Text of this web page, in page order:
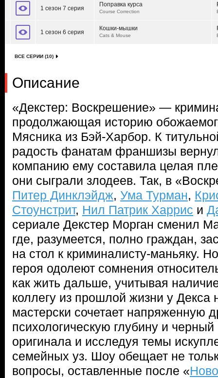
1 сезон 7 серия
Поправка курса
Course Correction
1 сезон 6 серия
Кошки-мышки
Cats & Mouse
ВСЕ СЕРИИ (10)
Описание
«Декстер: Воскрешение» —
продолжающая историю
Мясника из Бэй-Харбор. К
радость фанатам франшизы
компанию ему составила целая
они сыграли злодеев. Так, в
Питер Динклэйдж, Ума Турман,
Стоунстрит, Нил Патрик Харрис и
сериале Декстер Морган сменил
где, разумеется, полно граждан,
на стол к криминалисту-маньяку.
героя одолеют сомнения
как жить дальше, учитывая
коллегу из прошлой жизни у Декса
мастерски сочетает напряженную
психологическую глубину и
оригинала и исследуя темы
семейных уз. Шоу обещает не
вопросы, оставленные после «